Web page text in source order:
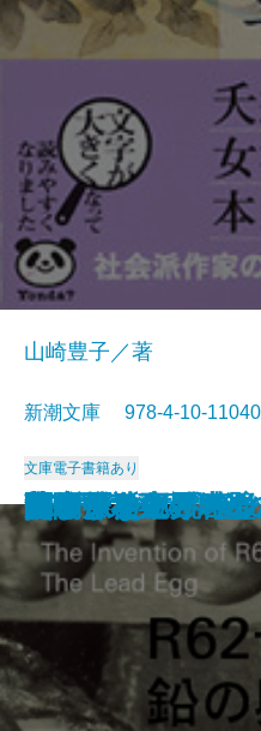
幕末動乱の男た
幕末動乱の男た
ナイン・ストー
死の枝
一の糸
ボンボンと悪夢
山彦乙女
きりぎりす
いずこより
花紋
山崎豊子／著
新潮文庫 978-4-10-
文庫電子書籍あり
R62号の発明・鉛
フィッシュ・オン
蒼氷・神々の岩壁
笹まくら
グレート・ギャ
関ケ原〔下〕
関ケ原〔中〕
関ケ原〔上〕
無関係な死・時
見るまえに跳べ